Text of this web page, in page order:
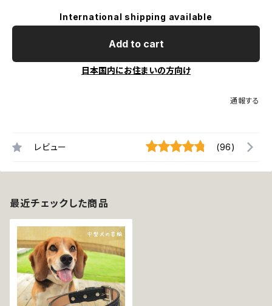
International shipping available
Add to cart
日本国内にお住まいの方向け
通報する
レビュー (96)
最近チェックした商品